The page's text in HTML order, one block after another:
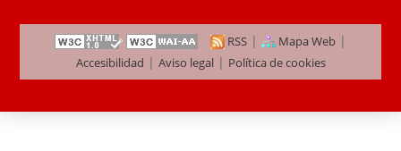
RSS | Mapa Web |
Accesibilidad | Aviso legal| Política de cookies